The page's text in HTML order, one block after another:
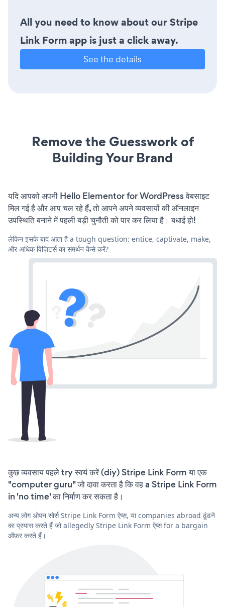
All you need to know about our Stripe
Link Form app is just a click away.
See the details
Remove the Guesswork of
Building Your Brand
यदि आपको अपनी Hello Elementor for WordPress वेबसाइट
मिल गई है और आप चल रहे हैं, तो आपने अपने व्यवसायों की ऑनलाइन
उपस्थिति बनाने में पहली बड़ी चुनौती को पार कर लिया है। बधाई हो!
लेकिन इसके बाद आता है a tough question: entice, captivate, make,
और अधिक विज़िटर्स का समर्थन कैसे करें?
कुछ व्यवसाय पहले try स्वयं करें (diy) Stripe Link Form या एक
"computer guru" जो दावा करता है कि वह a Stripe Link Form
in 'no time' का निर्माण कर सकता है।
अन्य लोग ओपन सोर्स Stripe Link Form ऐप्स, या companies abroad ढूंढने
का प्रयास करते हैं जो allegedly Stripe Link Form ऐप्स for a bargain
ऑफ़र करते हैं।